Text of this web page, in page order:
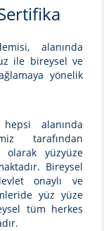
alanında
ile bireysel ve
yönelik
hepsi alanında
tarafından
olarak yüzyüze
Bireysel
onaylı ve
yüz yüze
tüm herkes